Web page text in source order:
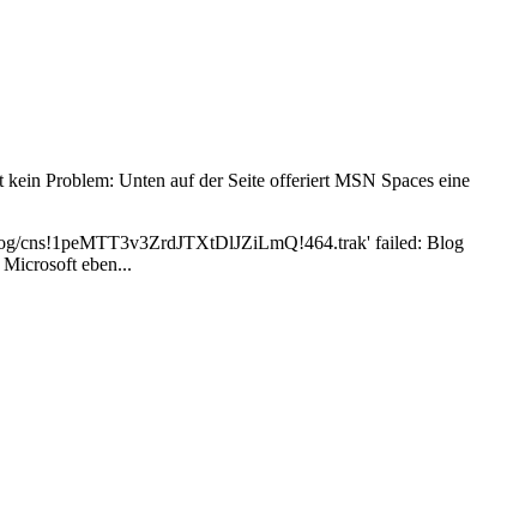
Problem: Unten auf der Seite offeriert MSN Spaces eine
cns!1peMTT3v3ZrdJTXtDlJZiLmQ!464.trak' failed: Blog
eben...